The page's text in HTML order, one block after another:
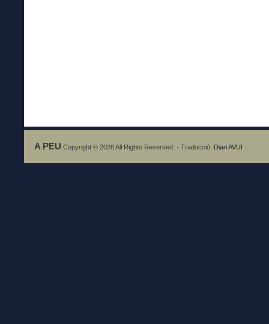
A PEU Copyright © 2026 All Rights Reserved. - Traducció: Diari AVUI